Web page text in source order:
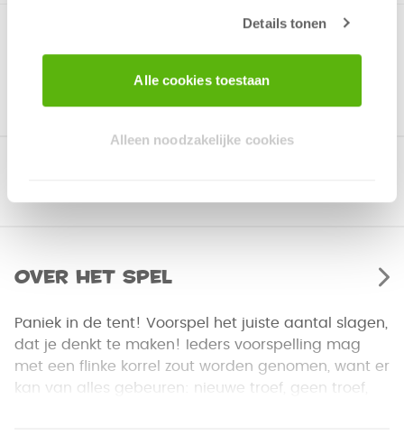
Details tonen
Alle cookies toestaan
Alleen noodzakelijke cookies
Over het spel
Paniek in de tent! Voorspel het juiste aantal slagen,
dat je denkt te maken! Ieders voorspelling mag
met een flinke korrel zout worden genomen, want er
kan van alles gebeuren: nieuwe troef, geen troef,